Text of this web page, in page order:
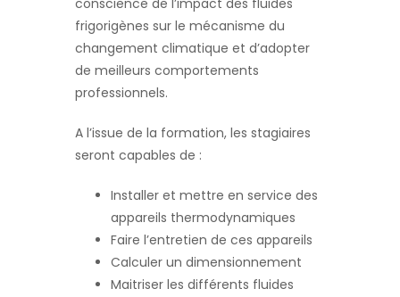
conscience de l’impact des fluides
frigorigènes sur le mécanisme du
changement climatique et d’adopter
de meilleurs comportements
professionnels.
A l’issue de la formation, les stagiaires
seront capables de :
Installer et mettre en service des
appareils thermodynamiques
Faire l’entretien de ces appareils
Calculer un dimensionnement
Maitriser les différents fluides